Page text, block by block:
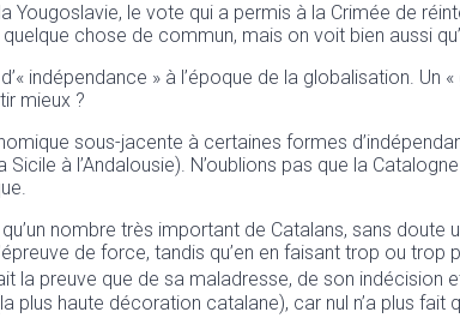
le vote qui a permis à la Crimée de
chose de commun, mais on voit bien aussi
indépendance » à l’époque de la globalisation.
mieux ?
sous-jacente à certaines formes
à l’Andalousie). N’oublions pas que la
nombre très important de Catalans, sans doute
de force, tandis qu’en en faisant trop ou
la preuve que de sa maladresse, de son indécision
haute décoration catalane), car nul n’a plus fait